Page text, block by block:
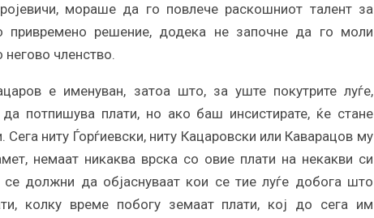
мораше да го повлече раскошниот талент за
привремено решение, додека не започне да го моли
членство.
е именуван, затоа што, за уште покутрите луѓе,
потпишува плати, но ако баш инсистирате, ќе стане
ниту Ѓорѓиевски, ниту Кацаровски или Каварацов му
немаат никаква врска со овие плати на некакви си
должни да објаснуваат кои се тие луѓе добога што
колку време побогу земаат плати, кој до сега им